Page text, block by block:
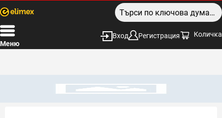
Меню
Вход Регистрация Количка